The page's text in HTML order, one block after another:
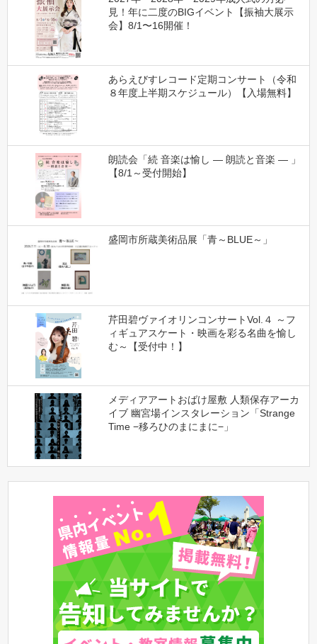
見！年に二度のBIGイベント【振袖大展示
会】8/1〜16開催！
あらえびすレコード定期コンサート（令和
８年度上半期スケジュール）【入場無料】
朗読会「続 音楽は愉し ― 朗読と音楽 ― 」
【8/1～受付開始】
盛岡市所蔵美術品展「青～BLUE～」
芹田碧ヴァイオリンコンサートVol.４ ～フ
ィギュアスケート・映画を彩る名曲を愉し
む～【受付中！】
メディアアートおばけ屋敷 人類保存アーカ
イブ 幽宮場インスタレーション「Strange
Time −移ろひのまにまに−」